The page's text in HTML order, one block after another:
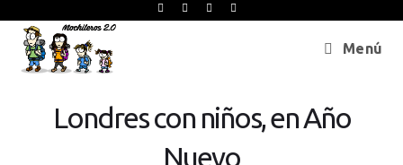
Menú
Londres con niños, en Año
Nuevo